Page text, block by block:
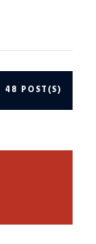
48 POST(S)